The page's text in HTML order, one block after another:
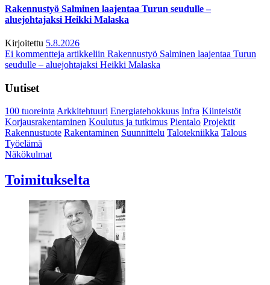
Rakennustyö Salminen laajentaa Turun seudulle –
aluejohtajaksi Heikki Malaska
Kirjoitettu 5.8.2026
Ei kommentteja artikkeliin Rakennustyö Salminen laajentaa Turun
seudulle – aluejohtajaksi Heikki Malaska
Uutiset
100 tuoreintaArkkitehtuuri Energiatehokkuus Infra Kiinteistöt
Korjausrakentaminen Koulutus ja tutkimus Pientalo Projektit
Rakennustuote Rakentaminen Suunnittelu Talotekniikka Talous
Työelämä
Näkökulmat
Toimitukselta